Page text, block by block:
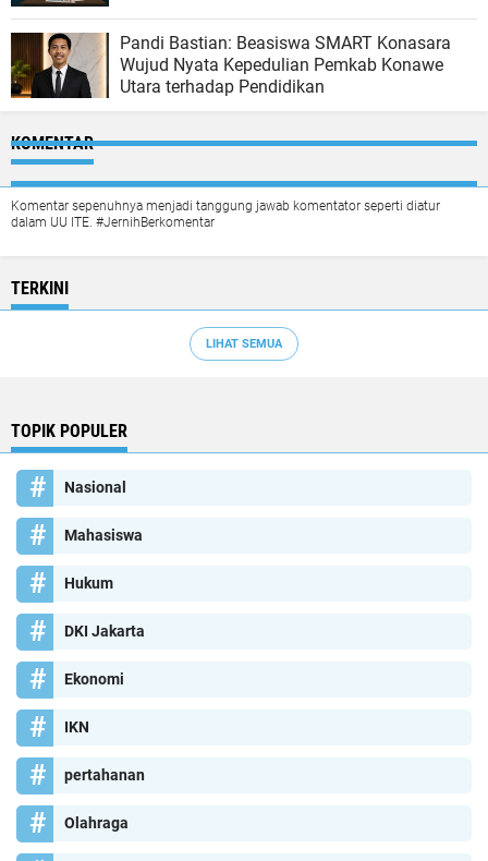
Pandi Bastian: Beasiswa SMART Konasara
Wujud Nyata Kepedulian Pemkab Konawe
Utara terhadap Pendidikan
KOMENTAR
Komentar sepenuhnya menjadi tanggung jawab komentator seperti diatur
dalam UU ITE. #JernihBerkomentar
TERKINI
LIHAT SEMUA
TOPIK POPULER
Nasional
Mahasiswa
Hukum
DKI Jakarta
Ekonomi
IKN
pertahanan
Olahraga